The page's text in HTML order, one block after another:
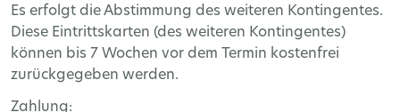
Es erfolgt die Abstimmung des weiteren Kontingentes.
Diese Eintrittskarten (des weiteren Kontingentes)
können bis 7 Wochen vor dem Termin kostenfrei
zurückgegeben werden.
Zahlung: